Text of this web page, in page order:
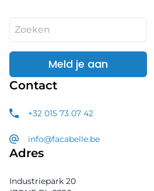
Meld je aan
Contact
+32 015 73 07 42
info@facabelle.be
Adres
Industriepark 20